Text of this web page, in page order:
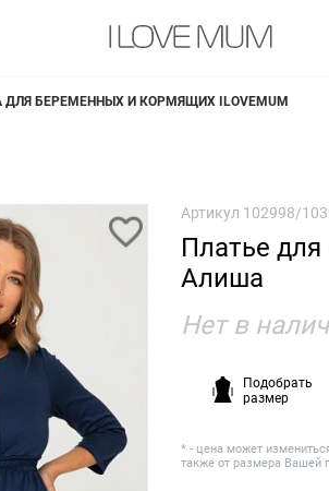
БЕРЕМЕННЫХ И КОРМЯЩИХ ILOVEMUM
Артикул 102998/
Платье
Алиша
Нет в
Подобрать
размер
* - цена может
также от размера Вашей